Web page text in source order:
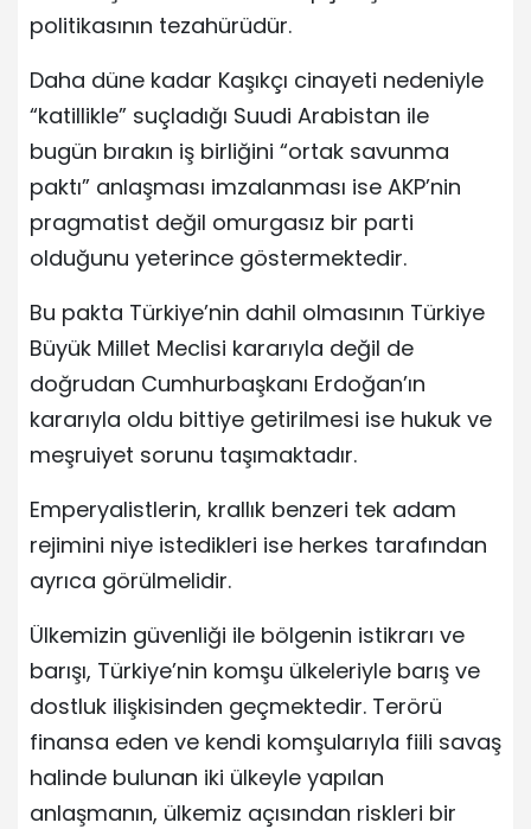
politikasının tezahürüdür.
Daha düne kadar Kaşıkçı cinayeti nedeniyle
“katillikle” suçladığı Suudi Arabistan ile
bugün bırakın iş birliğini “ortak savunma
paktı” anlaşması imzalanması ise AKP’nin
pragmatist değil omurgasız bir parti
olduğunu yeterince göstermektedir.
Bu pakta Türkiye’nin dahil olmasının Türkiye
Büyük Millet Meclisi kararıyla değil de
doğrudan Cumhurbaşkanı Erdoğan’ın
kararıyla oldu bittiye getirilmesi ise hukuk ve
meşruiyet sorunu taşımaktadır.
Emperyalistlerin, krallık benzeri tek adam
rejimini niye istedikleri ise herkes tarafından
ayrıca görülmelidir.
Ülkemizin güvenliği ile bölgenin istikrarı ve
barışı, Türkiye’nin komşu ülkeleriyle barış ve
dostluk ilişkisinden geçmektedir. Terörü
finansa eden ve kendi komşularıyla fiili savaş
halinde bulunan iki ülkeyle yapılan
anlaşmanın, ülkemiz açısından riskleri bir